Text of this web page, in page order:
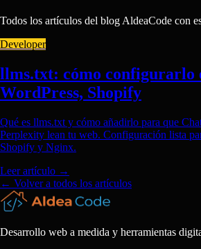
Todos los artículos del blog AldeaCode con
Developer
llms.txt: cómo configurarlo
WordPress, Shopify
Qué es llms.txt y cómo añadirlo para que
Perplexity lean tu web. Configuración lista
Shopify y Nginx.
Leer artículo →
← Volver a todos los artículos
Desarrollo web a medida y herramientas